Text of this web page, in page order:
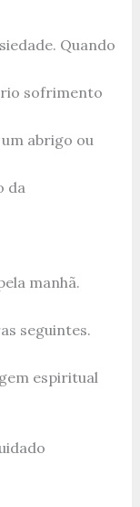
Quando
sofrimento
abrigo ou
da
manhã.
seguintes.
espiritual